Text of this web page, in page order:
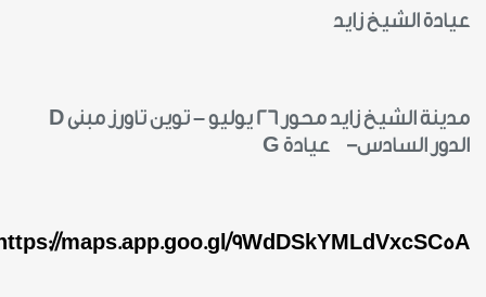
عيادة الشيخ زايد
مدينة الشيخ زايد محور 26 يوليو – توين تاورز مبنى
D
الدور السادس- عيادةG
https://maps.app.goo.gl/9WdDSkYMLdVxcSC5A